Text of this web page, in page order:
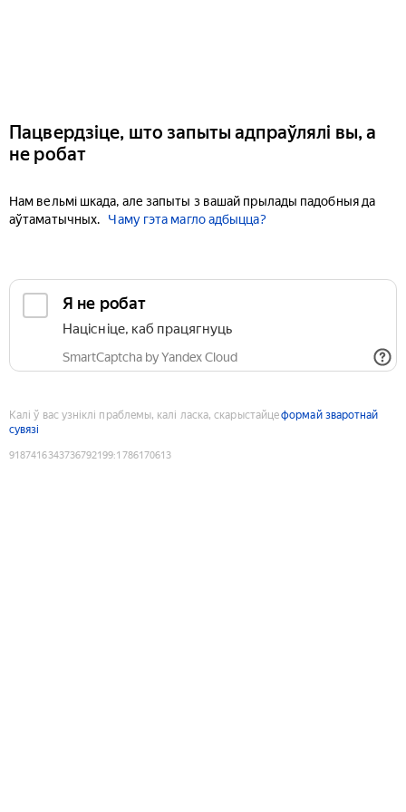
Пацвердзіце, што запыты адпраўлялі вы, а
не робат
Нам вельмі шкада, але запыты з вашай прылады падобныя да
аўтаматычных.
Чаму гэта магло адбыцца?
Я не робат
Націсніце, каб працягнуць
SmartCaptcha by Yandex Cloud
Калі ў вас узніклі праблемы, калі ласка, скарыстайцеформай зваротнай
сувязі
9187416343736792199:1786170613